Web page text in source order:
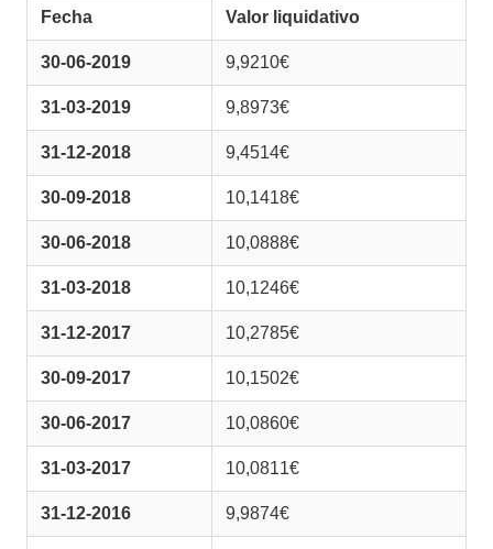
Fecha Valor liquidativo
30-06-2019 9,9210€
31-03-2019 9,8973€
31-12-2018 9,4514€
30-09-2018 10,1418€
30-06-2018 10,0888€
31-03-2018 10,1246€
31-12-2017 10,2785€
30-09-2017 10,1502€
30-06-2017 10,0860€
31-03-2017 10,0811€
31-12-2016 9,9874€